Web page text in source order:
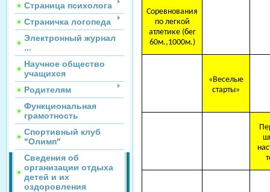
Страница психолога
Страничка логопеда
Электронный журнал
...
Научное общество
учащихся
Родителям
Функциональная
грамотность
Спортивный клуб
"Олимп"
Сведения об
организации отдыха
детей и их
оздоровления
Соревнования
по легкой
атлетике (бег
60м.,1000м.)
«Веселые
старты»